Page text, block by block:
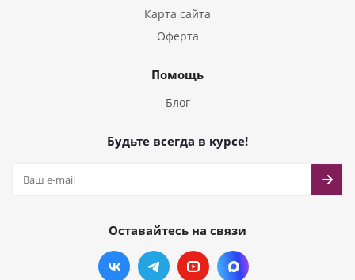
Карта сайта
Оферта
Помощь
Блог
Будьте всегда в курсе!
Оставайтесь на связи